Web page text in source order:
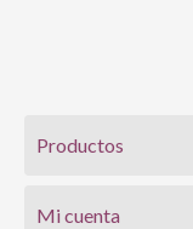
Productos
Mi cuenta